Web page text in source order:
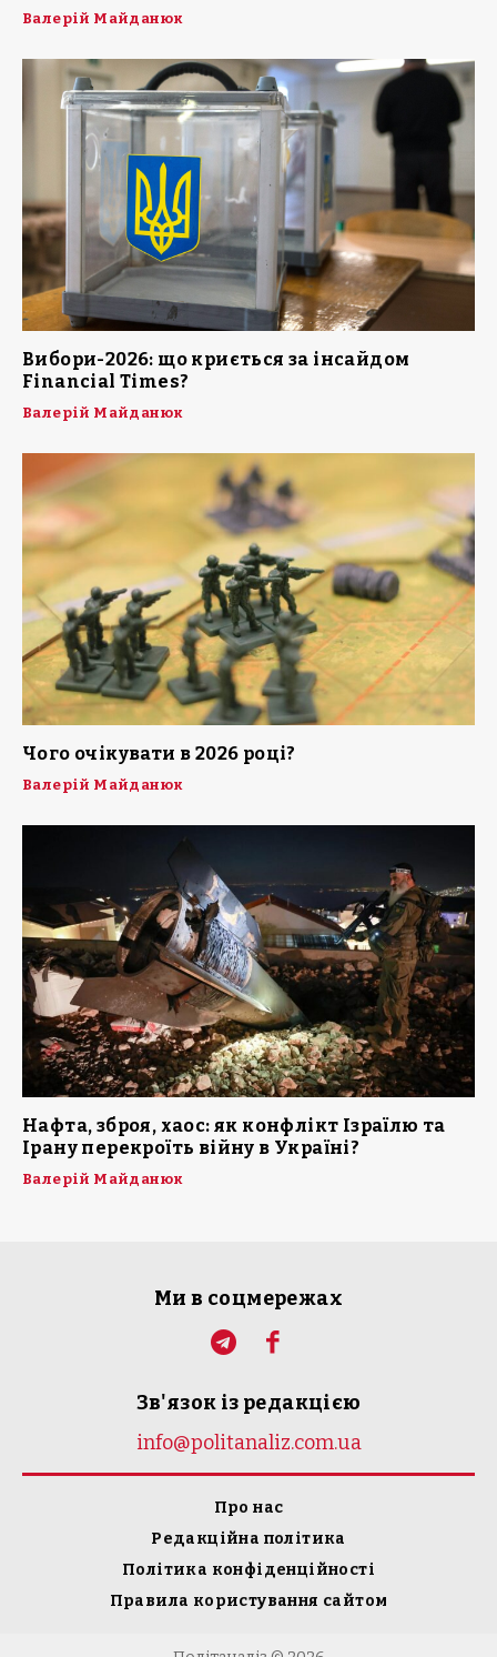
Валерій Майданюк
Вибори-2026: що криється за інсайдом
Financial Times?
Валерій Майданюк
Чого очікувати в 2026 році?
Валерій Майданюк
Нафта, зброя, хаос: як конфлікт Ізраїлю та
Ірану перекроїть війну в Україні?
Валерій Майданюк
Ми в соцмережах
Зв'язок із редакцією
info@politanaliz.com.ua
Про нас
Редакційна політика
Політика конфіденційності
Правила користування сайтом